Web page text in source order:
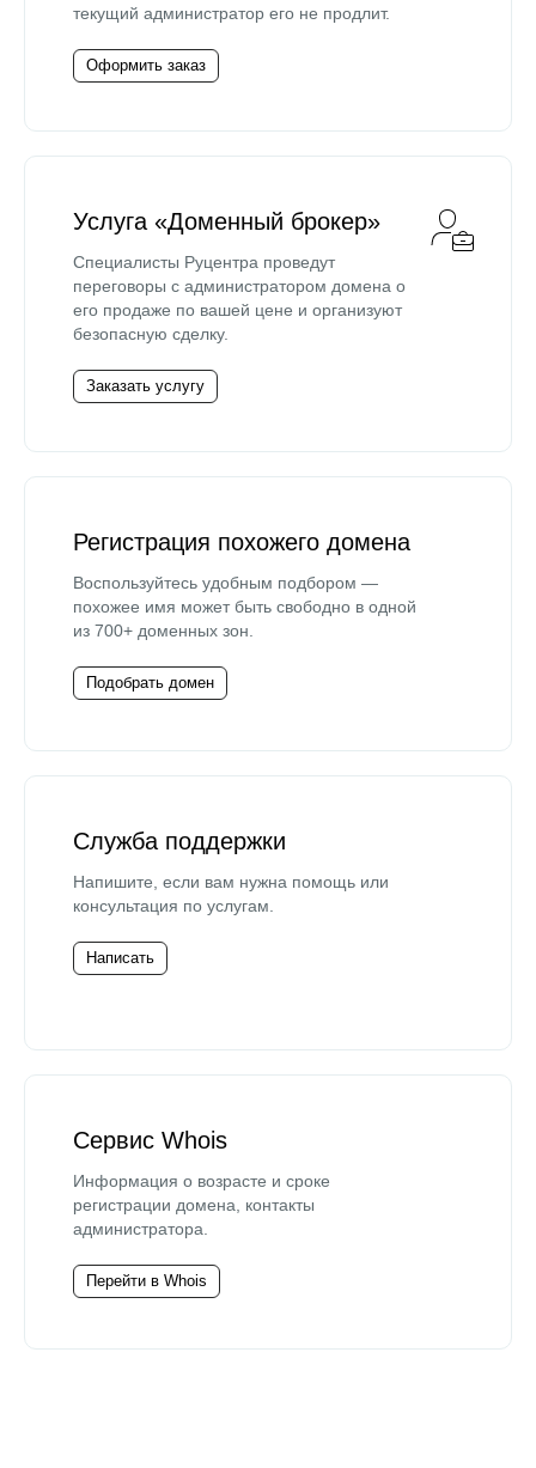
текущий администратор его не продлит.
Оформить заказ
Услуга «Доменный брокер»
Специалисты Руцентра проведут
переговоры с администратором домена о
его продаже по вашей цене и организуют
безопасную сделку.
Заказать услугу
Регистрация похожего домена
Воспользуйтесь удобным подбором —
похожее имя может быть свободно в одной
из 700+ доменных зон.
Подобрать домен
Служба поддержки
Напишите, если вам нужна помощь или
консультация по услугам.
Написать
Сервис Whois
Информация о возрасте и сроке
регистрации домена, контакты
администратора.
Перейти в Whois